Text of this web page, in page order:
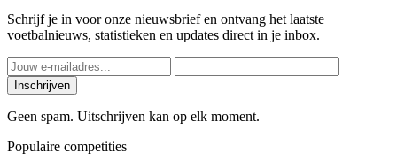
Schrijf je in voor onze nieuwsbrief en ontvang het laatste
voetbalnieuws, statistieken en updates direct in je inbox.
Inschrijven
Geen spam. Uitschrijven kan op elk moment.
Populaire competities